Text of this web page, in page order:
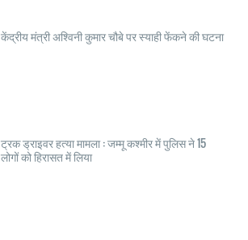
केंद्रीय मंत्री अश्विनी कुमार चौबे पर स्याही फेंकने की घटना
ट्रक ड्राइवर हत्या मामला : जम्मू कश्मीर में पुलिस ने 15
लोगों को हिरासत में लिया